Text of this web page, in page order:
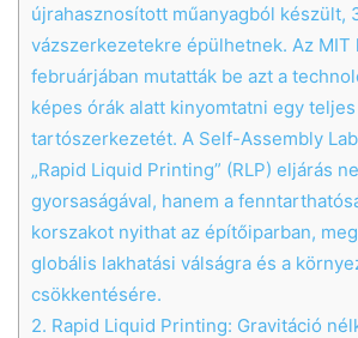
újrahasznosított műanyagból készült,
vázszerkezetekre épülhetnek. Az MIT
februárjában mutatták be azt a
képes órák alatt kinyomtatni egy
tartószerkezetét. A Self-Assembly
„Rapid Liquid Printing” (RLP) eljárás
gyorsaságával, hanem a
korszakot nyithat az építőiparban,
globális lakhatási válságra és a
csökkentésére.
2. Rapid Liquid Printing: Gravitáció